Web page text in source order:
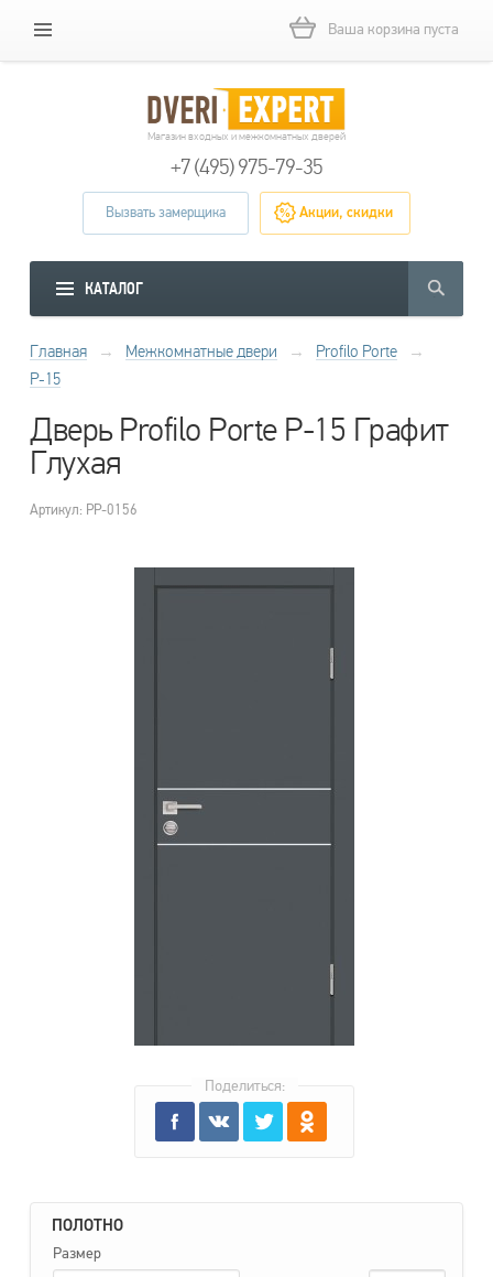
Ваша корзина пуста
Магазин входных и межкомнатных дверей
+7 (495) 975-79-35
Вызвать замерщика Акции, скидки
КАТАЛОГ
Главная → Межкомнатные двери → Profilo Porte
→
P-15
Дверь Profilo Porte P-15 Графит
Глухая
Артикул: PP-0156
ПОЛОТНО
Размер
Поделиться: